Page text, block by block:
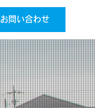
お問い合わせ